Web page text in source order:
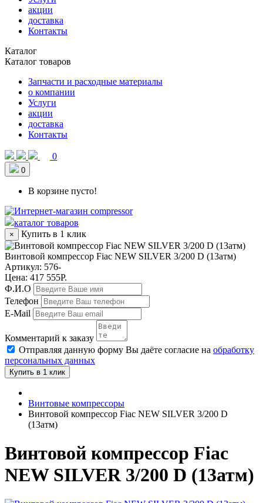
акции
доставка
Контакты
Каталог
Каталог товаров
Запчасти и расходные материалы
о компании
Услуги
акции
доставка
Контакты
0
0
В корзине пусто!
каталог товаров
× Купить в 1 клик
Винтовой компрессор Fiac NEW SILVER 3/200 D (13атм)
Артикул: 576-
Цена: 417 555Р.
Ф.И.О
Телефон
E-Mail
Комментарий к заказу
Отправляя данную форму Вы даёте согласие на обработку
персональных данных
Купить в 1 клик
Винтовые компрессоры
Винтовой компрессор Fiac NEW SILVER 3/200 D
(13атм)
Винтовой компрессор Fiac
NEW SILVER 3/200 D (13атм)